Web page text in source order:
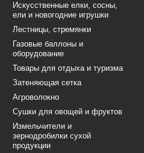
Искусственные елки, сосны,
ели и новогодние игрушки
Лестницы, стремянки
Газовые баллоны и
оборудование
Товары для отдыха и туризма
Затеняющая сетка
Агроволокно
Сушки для овощей и фруктов
Измельчители и
зернодробилки сухой
продукции